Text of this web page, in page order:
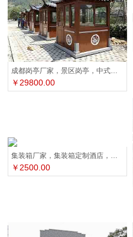
成都岗亭厂家，景区岗亭，中式岗亭，仿古岗亭
￥29800.00
集装箱厂家，集装箱定制酒店，集装箱定制咖啡厅
￥2500.00